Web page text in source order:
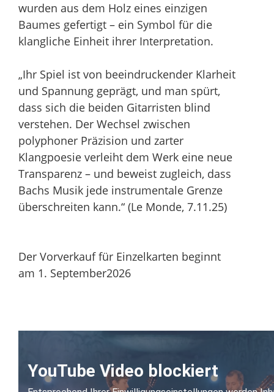
wurden aus dem Holz eines einzigen
Baumes gefertigt – ein Symbol für die
klangliche Einheit ihrer Interpretation.
„Ihr Spiel ist von beeindruckender Klarheit
und Spannung geprägt, und man spürt,
dass sich die beiden Gitarristen blind
verstehen. Der Wechsel zwischen
polyphoner Präzision und zarter
Klangpoesie verleiht dem Werk eine neue
Transparenz – und beweist zugleich, dass
Bachs Musik jede instrumentale Grenze
überschreiten kann.“ (Le Monde, 7.11.25)
Der Vorverkauf für Einzelkarten beginnt
am 1. September2026